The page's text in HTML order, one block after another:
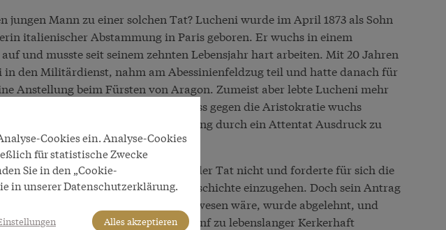
jungen Mann zu einer solchen Tat? Lucheni wurde im April 1873 als Sohn
italienischer Abstammung in Paris geboren. Er wuchs in einem
auf und musste seit seinem zehnten Lebensjahr hart arbeiten. Mit 20 Jahren
den Militärdienst, nahm am Abessinienfeldzug teil und hatte danach für
Anstellung beim Fürsten von Aragon. Zumeist aber lebte Lucheni mehr
recht von Gelegenheitsarbeit. Sein Hass gegen die Aristokratie wuchs
Lucheni beschloss, seiner Verbitterung durch ein Attentat Ausdruck zu
widersetzte Lucheni sich nach der Tat nicht und forderte für sich die
um als politischer Märtyrer in die Geschichte einzugehen. Doch sein Antrag
nach Italien, wo dies möglich gewesen wäre, wurde abgelehnt, und
nach den Gesetzen des Kantons Genf zu lebenslanger Kerkerhaft
Cookies ein. Analyse-Cookies
für statistische Zwecke
Sie in den „Cookie-
in unserer Datenschutzerklärung.
Alles akzeptieren